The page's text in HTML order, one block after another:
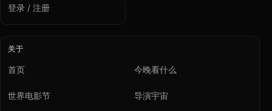
登录 / 注册
关于
首页 今晚看什么
世界电影节 导演宇宙